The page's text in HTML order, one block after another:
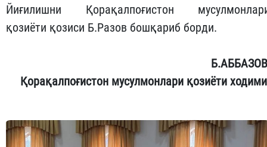
Йиғилишни Қорақалпоғистон
қозиёти қозиси Б.Разов бошқариб борди.
Қорақалпоғистон мусулмонлари қозиёти